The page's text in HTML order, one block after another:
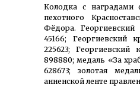
Колодка с наградами
пехотного
Фёдора.
45166; Георгиевский
225623;
898880; медаль «За
628673; золотая
анненской ленте